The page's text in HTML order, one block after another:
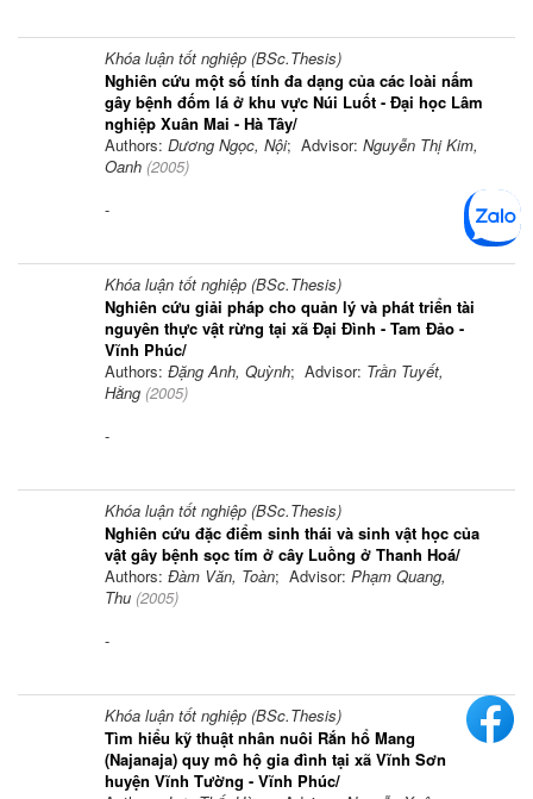
Khóa luận tốt nghiệp (BSc.Thesis)
Nghiên cứu một số tính đa dạng của các loài nấm
gây bệnh đốm lá ở khu vực Núi Luốt - Đại học Lâm
nghiệp Xuân Mai - Hà Tây/
Authors: Dương Ngọc, Nội; Advisor: Nguyễn Thị Kim,
Oanh (2005)
-
Khóa luận tốt nghiệp (BSc.Thesis)
Nghiên cứu giải pháp cho quản lý và phát triển tài
nguyên thực vật rừng tại xã Đại Đình - Tam Đảo -
Vĩnh Phúc/
Authors: Đặng Anh, Quỳnh; Advisor: Trần Tuyết,
Hằng (2005)
-
Khóa luận tốt nghiệp (BSc.Thesis)
Nghiên cứu đặc điểm sinh thái và sinh vật học của
vật gây bệnh sọc tím ở cây Luồng ở Thanh Hoá/
Authors: Đàm Văn, Toàn; Advisor: Phạm Quang,
Thu (2005)
-
Khóa luận tốt nghiệp (BSc.Thesis)
Tìm hiểu kỹ thuật nhân nuôi Rắn hổ Mang
(Najanaja) quy mô hộ gia đình tại xã Vĩnh Sơn
huyện Vĩnh Tường - Vĩnh Phúc/